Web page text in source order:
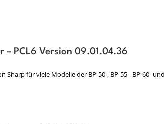
– PCL6 Version 09.01.04.36
Sharp für viele Modelle der BP-50-, BP-55-, BP-60-